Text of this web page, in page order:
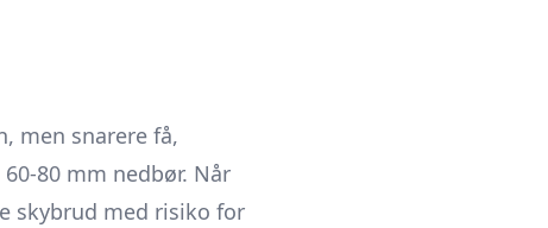
men snarere få,
80 mm nedbør. Når
skybrud med risiko for